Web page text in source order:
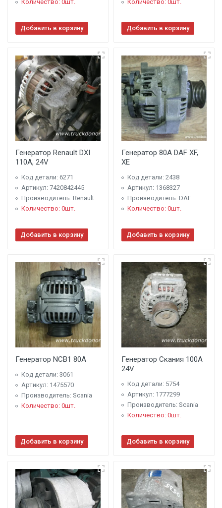
Количество: 0шт.
Добавить в корзину
Количество: 0шт.
Добавить в корзину
Генератор Renault DXI
110A, 24V
Код детали: 6271
Артикул: 7420842445
Производитель: Renault
Количество: 0шт.
Добавить в корзину
Генератор 80А DAF XF,
XE
Код детали: 2438
Артикул: 1368327
Производитель: DAF
Количество: 0шт.
Добавить в корзину
Генератор NCB1 80A
Код детали: 3061
Артикул: 1475570
Производитель: Scania
Количество: 0шт.
Добавить в корзину
Генератор Скания 100A
24V
Код детали: 5754
Артикул: 1777299
Производитель: Scania
Количество: 0шт.
Добавить в корзину